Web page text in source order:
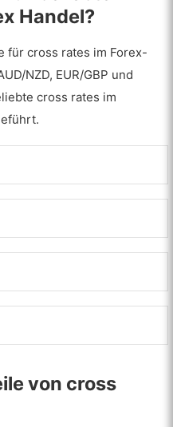
Handel?
für cross rates im Forex-
NZD, EUR/GBP und
cross rates im
von cross